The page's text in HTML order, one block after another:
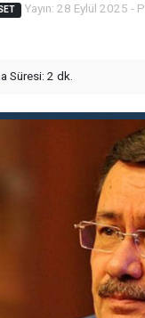
Yayın: 28 Eylül 2025 -
Süresi: 2 dk.